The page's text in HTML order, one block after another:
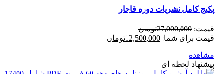
پکیج کامل نشریات دوره قاجار
قیمت: 27,000,000تومان
قیمت برای شما: 12,500,000تومان
مشاهده
پیشنهاد لحظه ای